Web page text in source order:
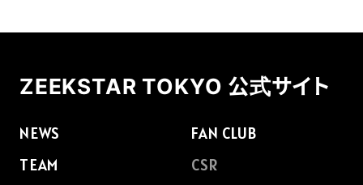
ZEEKSTAR TOKYO 公式サイト
NEWS
TEAM
FAN CLUB
CSR